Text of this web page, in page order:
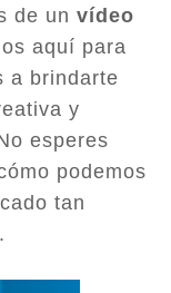
de un vídeo
aquí para
a brindarte
y
esperes
podemos
tan